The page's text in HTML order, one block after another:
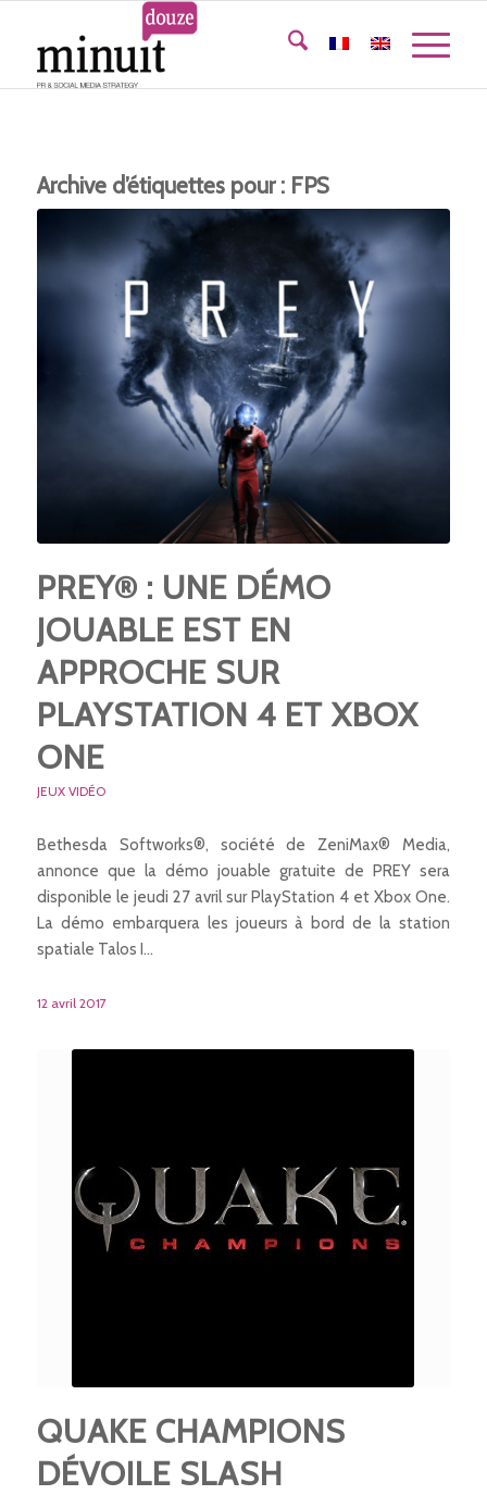
Archive d’étiquettes pour : FPS
PREY® : UNE DÉMO
JOUABLE EST EN
APPROCHE SUR
PLAYSTATION 4 ET XBOX
ONE
JEUX VIDÉO
Bethesda Softworks®, société de ZeniMax® Media,
annonce que la démo jouable gratuite de PREY sera
disponible le jeudi 27 avril sur PlayStation 4 et Xbox One.
La démo embarquera les joueurs à bord de la station
spatiale Talos I…
12 avril 2017
QUAKE CHAMPIONS
DÉVOILE SLASH